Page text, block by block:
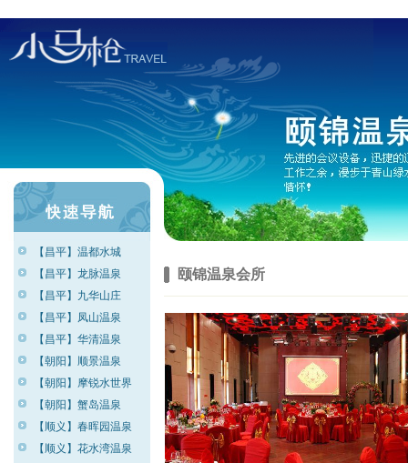
【昌平】温都水城
【昌平】龙脉温泉
【昌平】九华山庄
【昌平】凤山温泉
【昌平】华清温泉
【朝阳】顺景温泉
【朝阳】摩锐水世界
【朝阳】蟹岛温泉
【顺义】春晖园温泉
【顺义】花水湾温泉
颐锦温泉会所